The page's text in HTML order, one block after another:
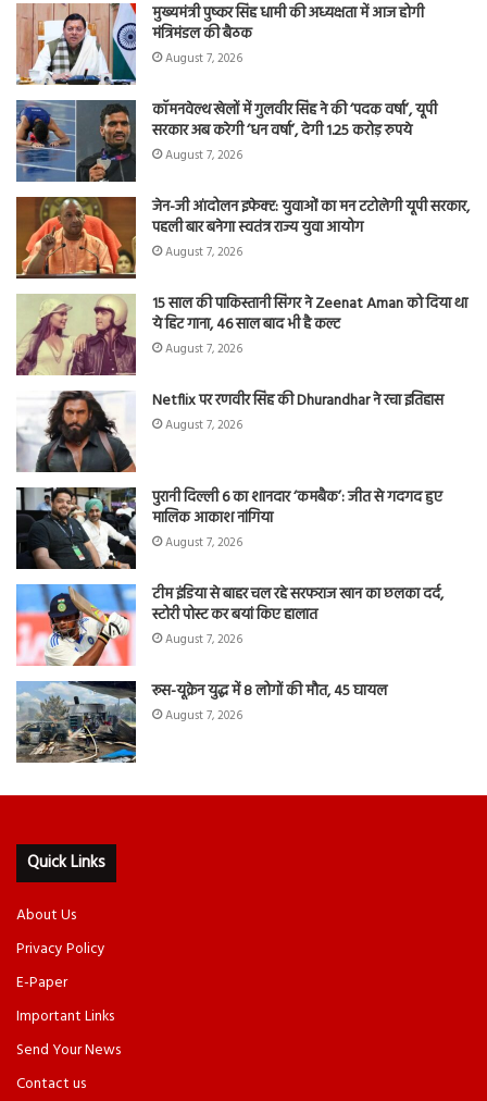
मुख्यमंत्री पुष्कर सिंह धामी की अध्यक्षता में आज होगी
मंत्रिमंडल की बैठक
August 7, 2026
कॉमनवेल्थ खेलों में गुलवीर सिंह ने की ‘पदक वर्षा’, यूपी
सरकार अब करेगी ‘धन वर्षा’, देगी 1.25 करोड़ रुपये
August 7, 2026
जेन-जी आंदोलन इफेक्ट: युवाओं का मन टटोलेगी यूपी सरकार,
पहली बार बनेगा स्वतंत्र राज्य युवा आयोग
August 7, 2026
15 साल की पाकिस्तानी सिंगर ने Zeenat Aman को दिया था
ये हिट गाना, 46 साल बाद भी है कल्ट
August 7, 2026
Netflix पर रणवीर सिंह की Dhurandhar ने रचा इतिहास
August 7, 2026
पुरानी दिल्ली 6 का शानदार ‘कमबैक’: जीत से गदगद हुए
मालिक आकाश नांगिया
August 7, 2026
टीम इंडिया से बाहर चल रहे सरफराज खान का छलका दर्द,
स्टोरी पोस्ट कर बयां किए हालात
August 7, 2026
रूस-यूक्रेन युद्ध में 8 लोगों की मौत, 45 घायल
August 7, 2026
Quick Links
About Us
Privacy Policy
E-Paper
Important Links
Send Your News
Contact us